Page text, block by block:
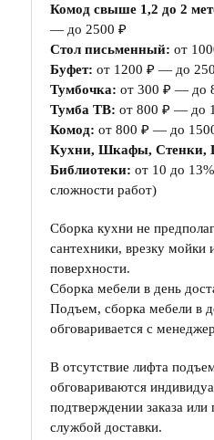
Комод свыше 1,2 до 2
— до 2500 ₽
Стол письменный: от
Буфет: от 1200 ₽ — до
Тумбочка: от 300 ₽ — до
Тумба ТВ: от 800 ₽ — до
Комод: от 800 ₽ — до
Кухни, Шкафы, Стенки,
Библиотеки: от 10 до
сложности работ)
Сборка кухни не
сантехники, врезку мойки
поверхности.
Сборка мебели в день
Подъем, сборка мебели в
обговаривается с
В отсутствие лифта
обговариваются
подтверждении заказа или
службой доставки.